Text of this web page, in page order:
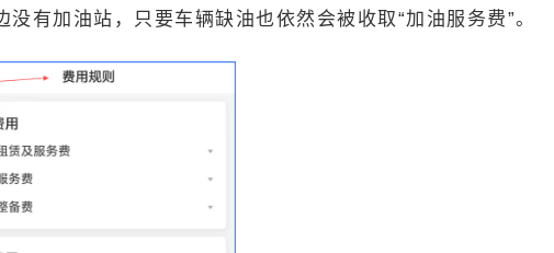
有加油站，只要车辆缺油也依然会被收取“加油服务费”。